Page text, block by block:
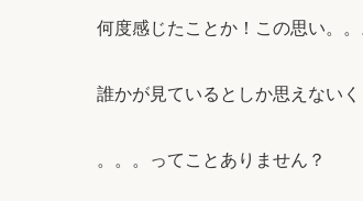
何度感じたことか！この思い。。
誰かが見ているとしか思えない
。。。ってことありません？